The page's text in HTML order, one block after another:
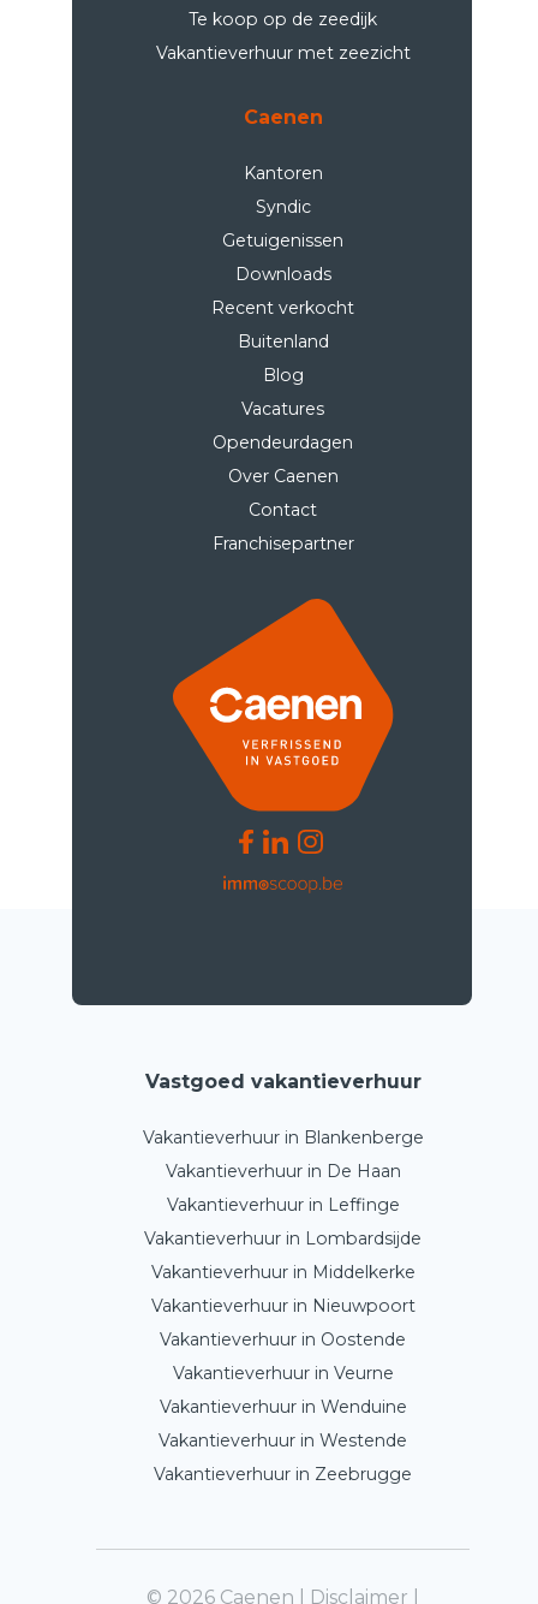
Te koop op de zeedijk
Vakantieverhuur met zeezicht
Caenen
Kantoren
Syndic
Getuigenissen
Downloads
Recent verkocht
Buitenland
Blog
Vacatures
Opendeurdagen
Over Caenen
Contact
Franchisepartner
Vastgoed vakantieverhuur
Vakantieverhuur in Blankenberge
Vakantieverhuur in De Haan
Vakantieverhuur in Leffinge
Vakantieverhuur in Lombardsijde
Vakantieverhuur in Middelkerke
Vakantieverhuur in Nieuwpoort
Vakantieverhuur in Oostende
Vakantieverhuur in Veurne
Vakantieverhuur in Wenduine
Vakantieverhuur in Westende
Vakantieverhuur in Zeebrugge
© 2026 Caenen | Disclaimer